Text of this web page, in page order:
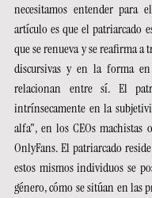
necesitamos entender para
artículo es que el patriarcado
que se renueva y se reafirma a
discursivas y en la forma
relacionan entre sí. El
intrínsecamente en la
alfa", en los CEOs machistas
OnlyFans. El patriarcado
estos mismos individuos se
género, cómo se sitúan en las